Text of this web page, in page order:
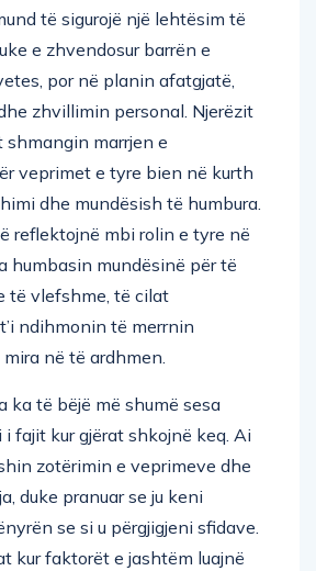
të sigurojë një lehtësim të
e zhvendosur barrën e
por në planin afatgjatë,
zhvillimin personal. Njerëzit
marrjen e
veprimet e tyre bien në kurth
dhe mundësish të humbura.
reflektojnë mbi rolin e tyre në
humbasin mundësinë për të
të vlefshme, të cilat
ndihmonin të merrnin
në të ardhmen.
ka të bëjë më shumë sesa
fajit kur gjërat shkojnë keq. Ai
zotërimin e veprimeve dhe
duke pranuar se ju keni
se si u përgjigjeni sfidave.
kur faktorët e jashtëm luajnë